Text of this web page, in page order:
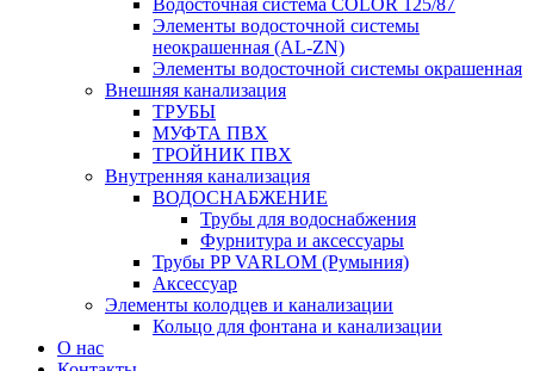
Водосточная система COLOR 125/87
Элементы водосточной системы
неокрашенная (AL-ZN)
Элементы водосточной системы окрашенная
Внешняя канализация
ТРУБЫ
МУФТА ПВХ
ТРОЙНИК ПВХ
Внутренняя канализация
ВОДОСНАБЖЕНИЕ
Трубы для водоснабжения
Фурнитура и аксессуары
Трубы PP VARLOM (Румыния)
Аксессуар
Элементы колодцев и канализации
Кольцо для фонтана и канализации
О нас